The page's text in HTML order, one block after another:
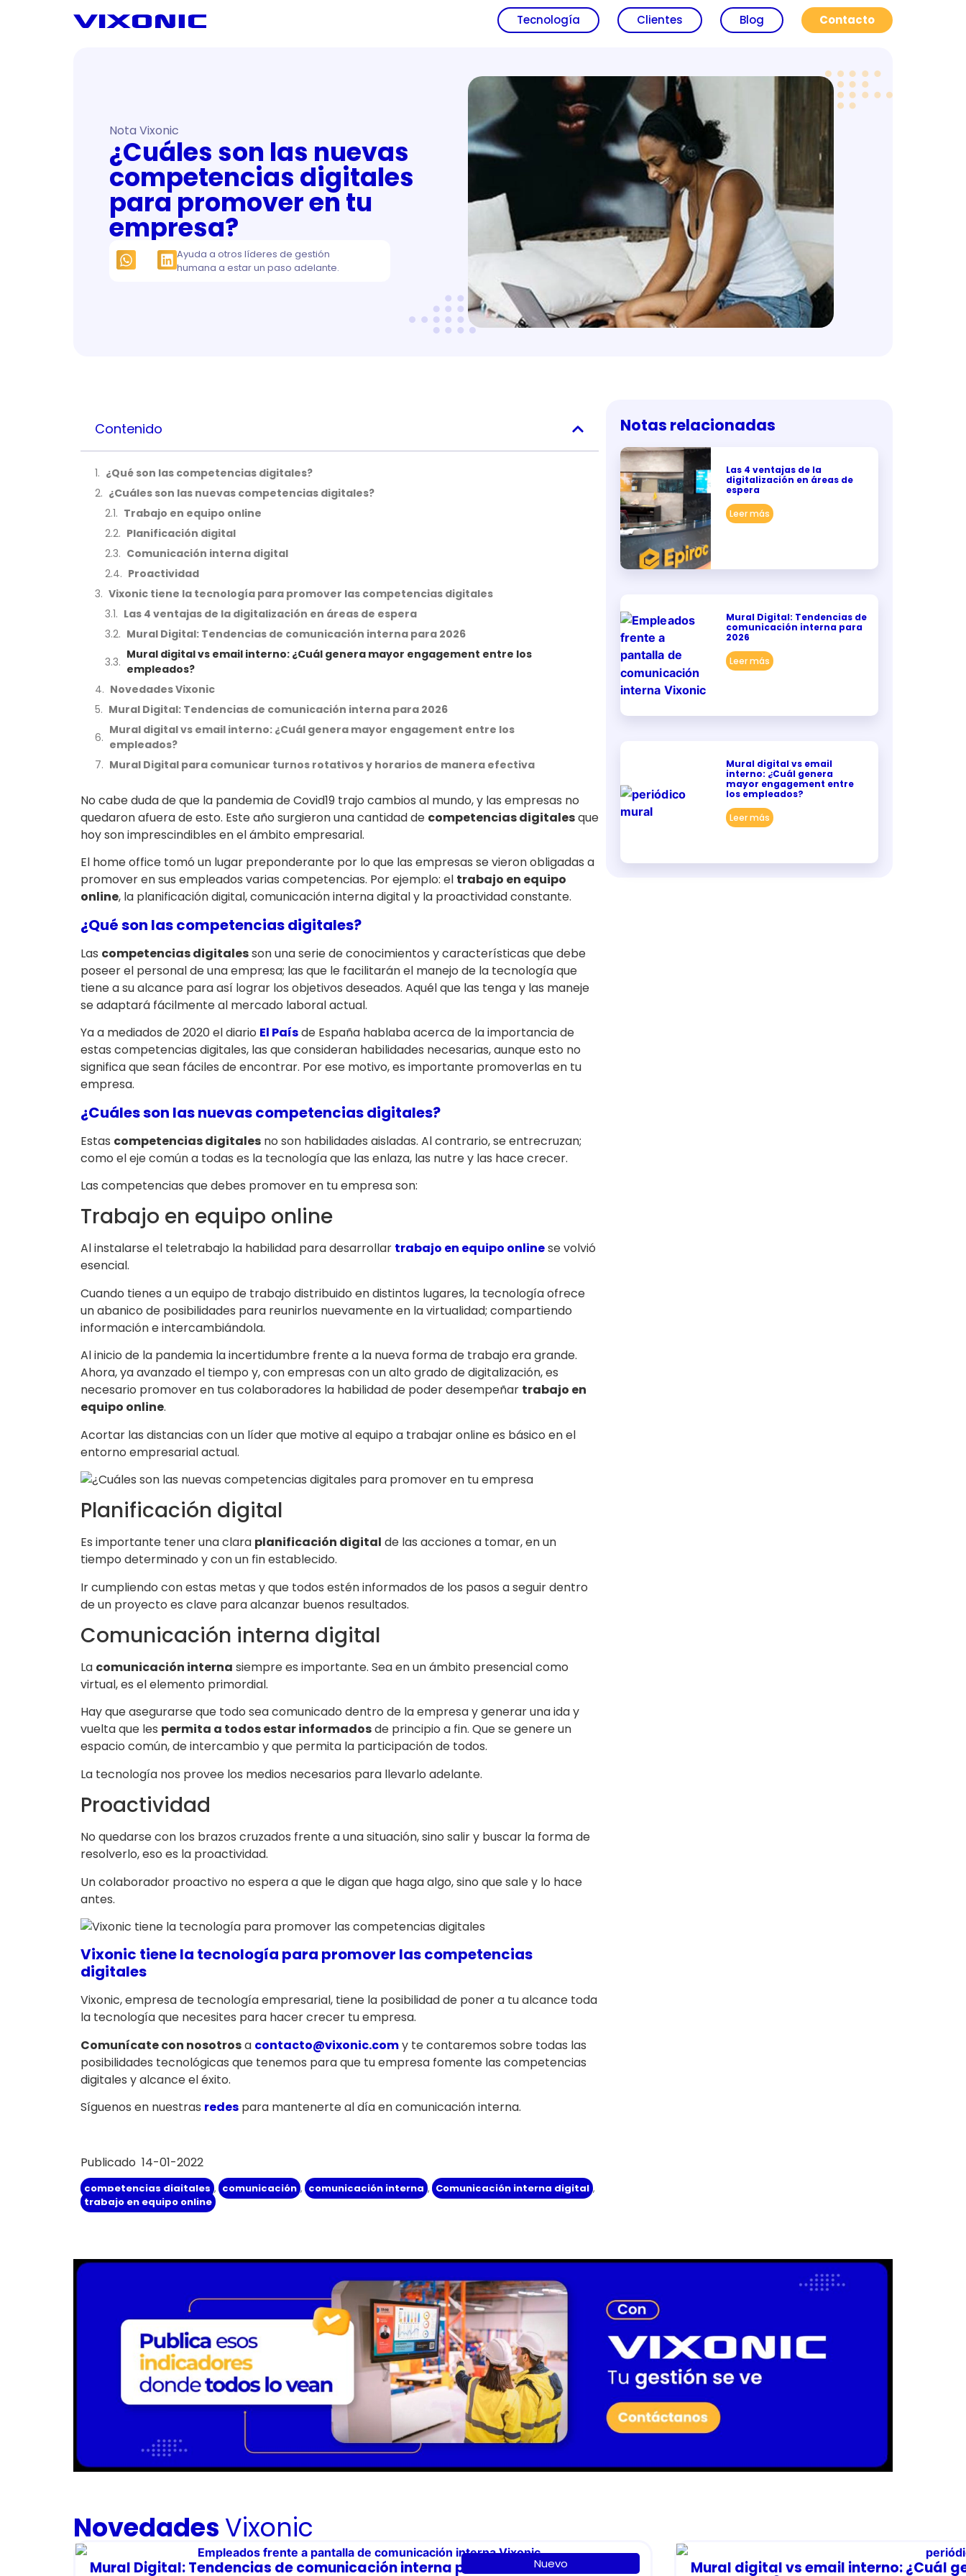
Tecnología Clientes Blog Contacto
Nota Vixonic
¿Cuáles son las nuevas
competencias digitales
para promover en tu
empresa?
Ayuda a otros líderes de gestión
humana a estar un paso adelante.
Contenido
¿Qué son las competencias digitales?
¿Cuáles son las nuevas competencias digitales?
Trabajo en equipo online
Planificación digital
Comunicación interna digital
Proactividad
Vixonic tiene la tecnología para promover las competencias digitales
Las 4 ventajas de la digitalización en áreas de espera
Mural Digital: Tendencias de comunicación interna para 2026
Mural digital vs email interno: ¿Cuál genera mayor engagement entre los
empleados?
Novedades Vixonic
Mural Digital: Tendencias de comunicación interna para 2026
Mural digital vs email interno: ¿Cuál genera mayor engagement entre los
empleados?
Mural Digital para comunicar turnos rotativos y horarios de manera efectiva
No cabe duda de que la pandemia de Covid19 trajo cambios al mundo, y las empresas no
quedaron afuera de esto. Este año surgieron una cantidad de competencias digitalesque
hoy son imprescindibles en el ámbito empresarial.
El home office tomó un lugar preponderante por lo que las empresas se vieron obligadas a
promover en sus empleados varias competencias. Por ejemplo: el trabajo en equipo
online, la planificación digital, comunicación interna digital y la proactividad constante.
¿Qué son las competencias digitales?
Las competencias digitalesson una serie de conocimientos y características que debe
poseer el personal de una empresa; las que le facilitarán el manejo de la tecnología que
tiene a su alcance para así lograr los objetivos deseados. Aquél que las tenga y las maneje
se adaptará fácilmente al mercado laboral actual.
Ya a mediados de 2020 el diario El Paísde España hablaba acerca de la importancia de
estas competencias digitales, las que consideran habilidades necesarias, aunque esto no
significa que sean fáciles de encontrar. Por ese motivo, es importante promoverlas en tu
empresa.
¿Cuáles son las nuevas competencias digitales?
Estas competencias digitales no son habilidades aisladas. Al contrario, se entrecruzan;
como el eje común a todas es la tecnología que las enlaza, las nutre y las hace crecer.
Las competencias que debes promover en tu empresa son:
Trabajo en equipo online
Al instalarse el teletrabajo la habilidad para desarrollar trabajo en equipo onlinese volvió
esencial.
Cuando tienes a un equipo de trabajo distribuido en distintos lugares, la tecnología ofrece
un abanico de posibilidades para reunirlos nuevamente en la virtualidad; compartiendo
información e intercambiándola.
Al inicio de la pandemia la incertidumbre frente a la nueva forma de trabajo era grande.
Ahora, ya avanzado el tiempo y, con empresas con un alto grado de digitalización, es
necesario promover en tus colaboradores la habilidad de poder desempeñar trabajo en
equipo online.
Acortar las distancias con un líder que motive al equipo a trabajar online es básico en el
entorno empresarial actual.
Planificación digital
Es importante tener una clara planificación digital de las acciones a tomar, en un
tiempo determinado y con un fin establecido.
Ir cumpliendo con estas metas y que todos estén informados de los pasos a seguir dentro
de un proyecto es clave para alcanzar buenos resultados.
Comunicación interna digital
La comunicación interna siempre es importante. Sea en un ámbito presencial como
virtual, es el elemento primordial.
Hay que asegurarse que todo sea comunicado dentro de la empresa y generar una ida y
vuelta que les permita a todos estar informadosde principio a fin. Que se genere un
espacio común, de intercambio y que permita la participación de todos.
La tecnología nos provee los medios necesarios para llevarlo adelante.
Proactividad
No quedarse con los brazos cruzados frente a una situación, sino salir y buscar la forma de
resolverlo, eso es la proactividad.
Un colaborador proactivo no espera a que le digan que haga algo, sino que sale y lo hace
antes.
Vixonic tiene la tecnología para promover las competencias
digitales
Vixonic, empresa de tecnología empresarial, tiene la posibilidad de poner a tu alcance toda
la tecnología que necesites para hacer crecer tu empresa.
Comunícate con nosotrosa contacto@vixonic.comy te contaremos sobre todas las
posibilidades tecnológicas que tenemos para que tu empresa fomente las competencias
digitales y alcance el éxito.
Síguenos en nuestras redes para mantenerte al día en comunicación interna.
Publicado 14-01-2022
competencias digitales , comunicación , comunicación interna , Comunicación interna digital ,
trabajo en equipo online
Notas relacionadas
Las 4 ventajas de la
digitalización en áreas de
espera
Leer más
Mural Digital: Tendencias de
comunicación interna para
2026
Leer más
Mural digital vs email
interno: ¿Cuál genera
mayor engagement entre
los empleados?
Leer más
Novedades Vixonic
Nuevo
Mural Digital: Tendencias de comunicación interna para 2026 Mural digital vs email interno: ¿Cuál